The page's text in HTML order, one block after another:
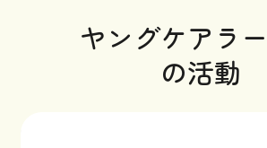
ヤングケアラ
の活動